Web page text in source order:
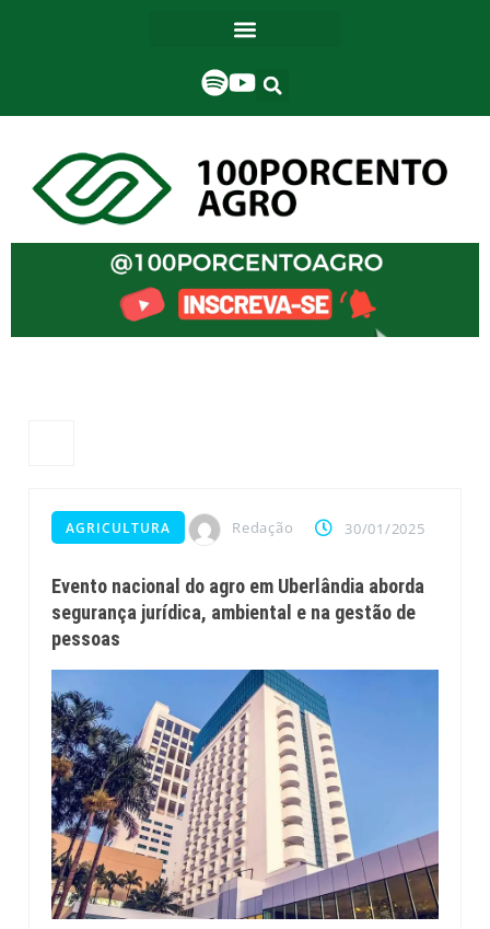
AGRICULTURA Redação 30/01/2025
Evento nacional do agro em Uberlândia aborda
segurança jurídica, ambiental e na gestão de
pessoas